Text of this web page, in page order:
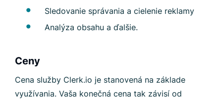
Sledovanie správania a cielenie reklamy
Analýza obsahu a ďalšie.
Ceny
Cena služby Clerk.io je stanovená na základe
využívania. Vaša konečná cena tak závisí od